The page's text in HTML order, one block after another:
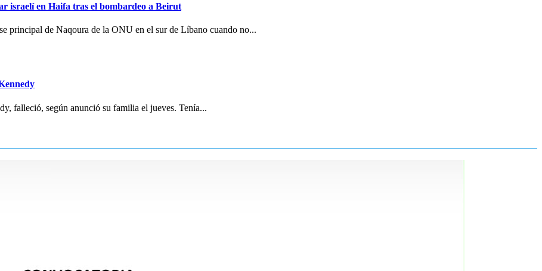
israelí en Haifa tras el bombardeo a Beirut
principal de Naqoura de la ONU en el sur de Líbano cuando no...
falleció, según anunció su familia el jueves. Tenía...